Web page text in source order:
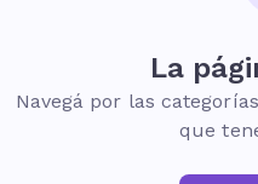
La
Navegá por las
que